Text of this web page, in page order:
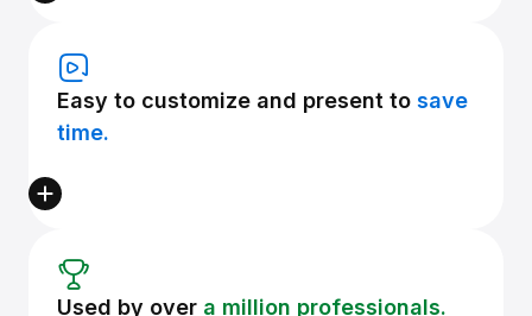
Easy to customize and present to save
time.
Used by over a million professionals.